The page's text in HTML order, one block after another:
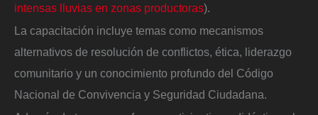
intensas lluvias en zonas productoras).
La capacitación incluye temas como mecanismos
alternativos de resolución de conflictos, ética, liderazgo
comunitario y un conocimiento profundo del Código
Nacional de Convivencia y Seguridad Ciudadana.